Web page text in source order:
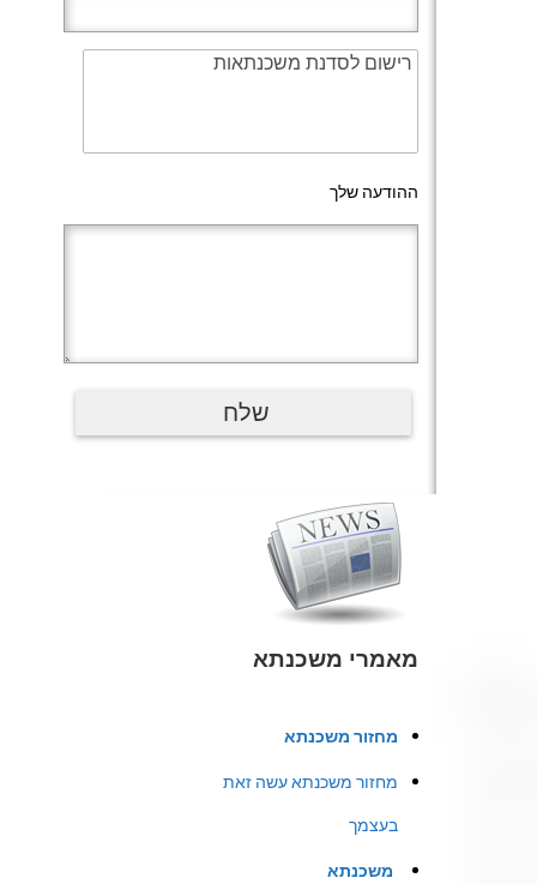
ההודעה שלך
מאמרי משכנתא
מחזור משכנתא
מחזור משכנתא עשה זאת
בעצמך
משכנתא